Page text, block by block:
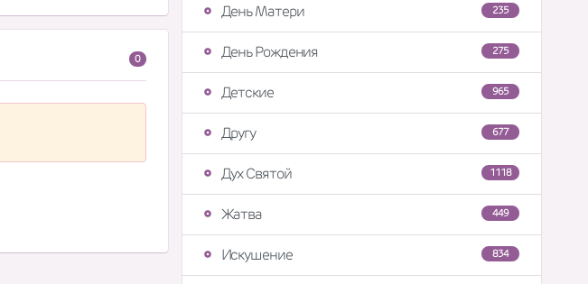
0
235
День Матери
275
День Рождения
965
Детские
677
Другу
1118
Дух Святой
449
Жатва
834
Искушение